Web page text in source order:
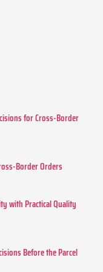
for Cross-Border
Border Orders
with Practical Quality
Before the Parcel